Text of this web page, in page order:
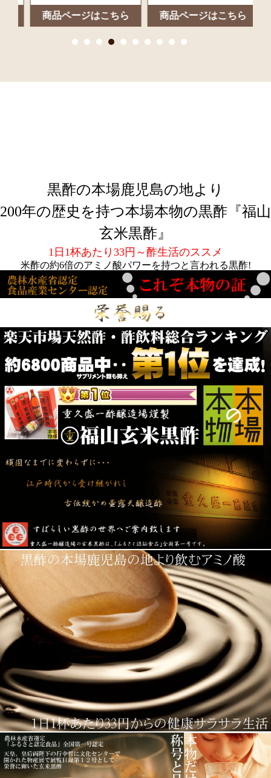
商品ページはこちら 商品ページはこちら
黒酢の本場鹿児島の地より
200年の歴史を持つ本場本物の黒酢『福山
玄米黒酢』
1日1杯あたり33円～酢生活のススメ
米酢の約6倍のアミノ酸パワーを持つと言われる黒酢!